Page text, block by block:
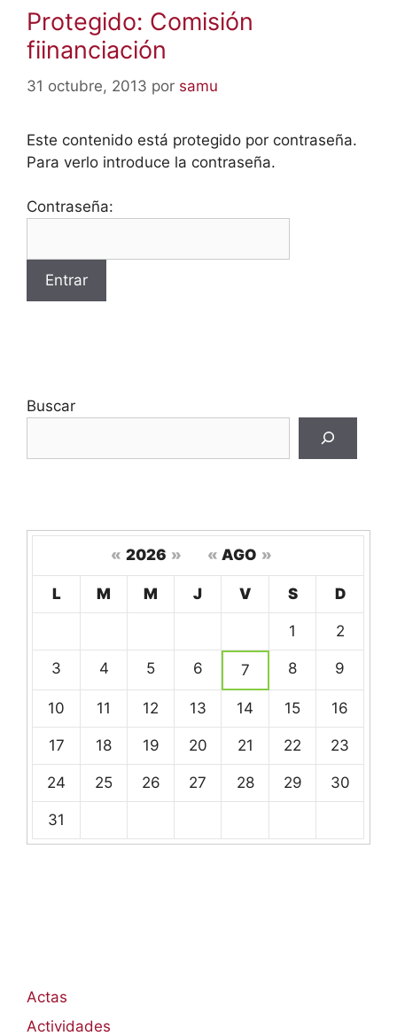
Protegido: Comisión
fiinanciación
31 octubre, 2013 por samu
Este contenido está protegido por contraseña.
Para verlo introduce la contraseña.
Contraseña:
Buscar
eventos
« 2026 » « AGO »
L M M J V S D
1 2
3 4 5 6 7 8 9
10 11 12 13 14 15 16
17 18 19 20 21 22 23
24 25 26 27 28 29 30
31
Actas
Actividades